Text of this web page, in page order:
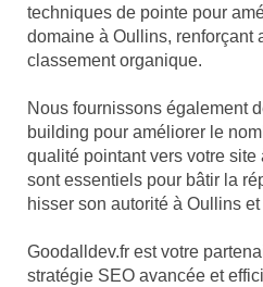
techniques de pointe pour
domaine à Oullins, renforçant
classement organique.
Nous fournissons également
building pour améliorer le
qualité pointant vers votre
sont essentiels pour bâtir la
hisser son autorité à Oullins
Goodalldev.fr est votre
stratégie SEO avancée et